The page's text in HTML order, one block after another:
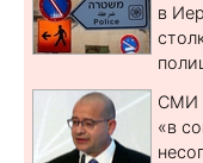
в
СМИ
«в